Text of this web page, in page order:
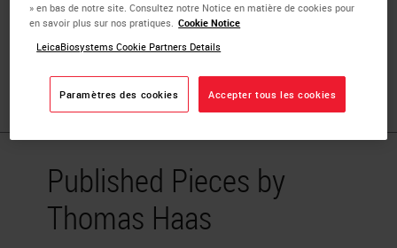
for tumor diagnosis, molecular pathology, and
histotechnology education for the National Society for
Histotechnology (NSH). Dr. Haas is board certified in
Anatomic and Clinical Pathology.
Published Pieces by
Thomas Haas
» en bas de notre site. Consultez notre Notice en matière de cookies pour
en savoir plus sur nos pratiques.
Cookie Notice
LeicaBiosystems Cookie Partners Details
Paramètres des cookies Accepter tous les cookies